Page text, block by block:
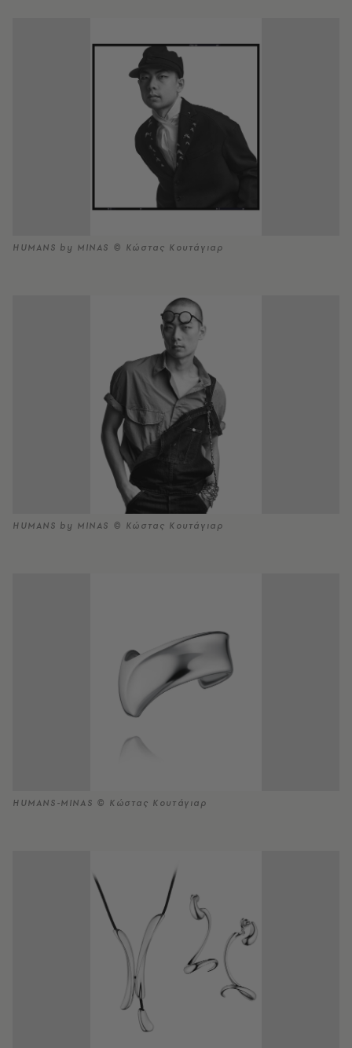
HUMANS by MINAS © Κώστας Κουτάγιαρ
HUMANS by MINAS © Κώστας Κουτάγιαρ
HUMANS-MINAS © Κώστας Κουτάγιαρ